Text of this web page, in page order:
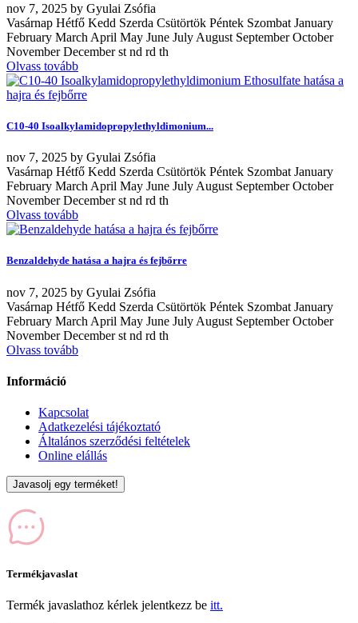
nov 7, 2025 by Gyulai Zsófia
Vasárnap Hétfő Kedd Szerda Csütörtök Péntek Szombat January
February March April May June July August September October
November December st nd rd th
Olvass tovább
C10-40 Isoalkylamidopropylethyldimonium...
nov 7, 2025 by Gyulai Zsófia
Vasárnap Hétfő Kedd Szerda Csütörtök Péntek Szombat January
February March April May June July August September October
November December st nd rd th
Olvass tovább
Benzaldehyde hatása a hajra és fejbőrre
nov 7, 2025 by Gyulai Zsófia
Vasárnap Hétfő Kedd Szerda Csütörtök Péntek Szombat January
February March April May June July August September October
November December st nd rd th
Olvass tovább
Információ
Kapcsolat
Adatkezelési tájékoztató
Általános szerződési feltételek
Online elállás
Javasolj egy terméket!
Termékjavaslat
Termék javaslathoz kérlek jelentkezz be itt.